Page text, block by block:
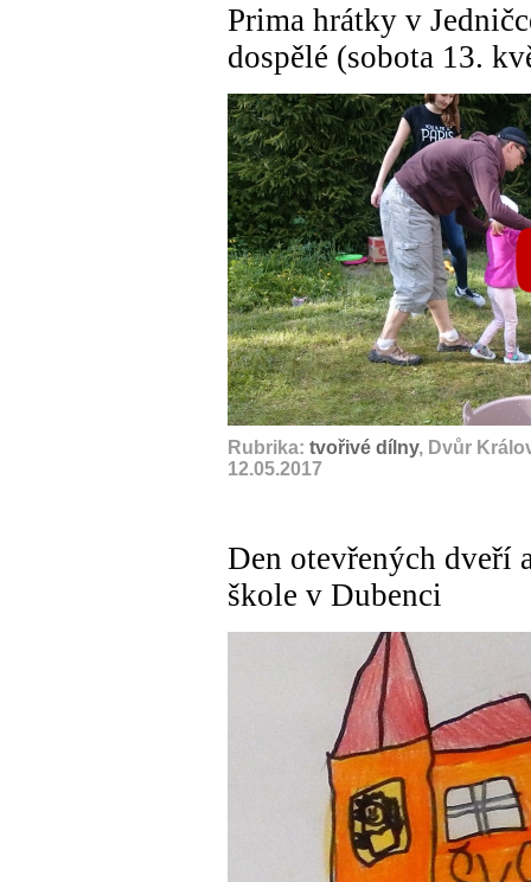
Prima hrátky v
dospělé (sobota 13.
Rubrika: tvořivé dílny, Dvůr
12.05.2017
Den otevřených dveří
škole v Dubenci